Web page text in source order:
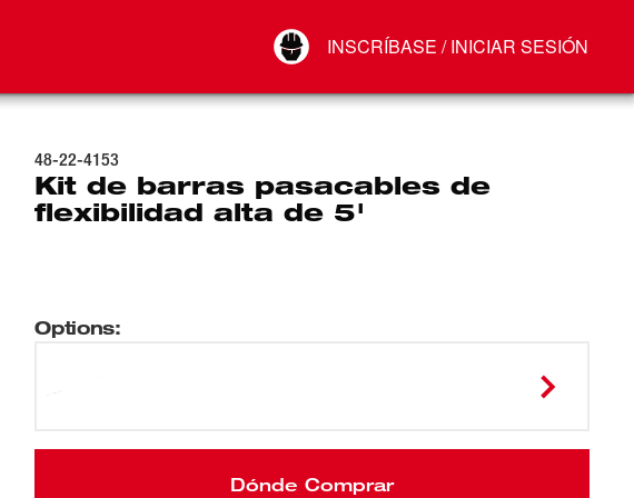
INSCRÍBASE / INICIAR SESIÓN
Conectar
48-22-4153
Kit de barras pasacables de
flexibilidad alta de 5'
Options:
Dónde Comprar